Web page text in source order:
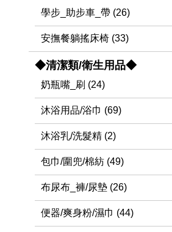
學步_助步車_帶 (26)
安撫餐躺搖床椅 (33)
◆清潔類/衛生用品◆
奶瓶嘴_刷 (24)
沐浴用品/浴巾 (69)
沐浴乳/洗髮精 (2)
包巾/圍兜/棉紡 (49)
布尿布_褲/尿墊 (26)
便器/爽身粉/濕巾 (44)